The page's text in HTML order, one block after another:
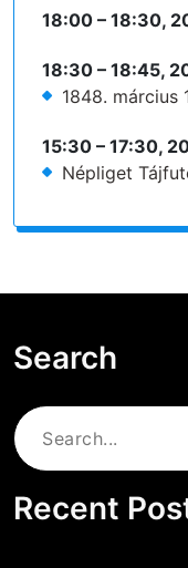
18:00 – 18:30,
18:30 – 18:45,
1848. március
15:30 – 17:30,
Népliget
Search
Search
Recent